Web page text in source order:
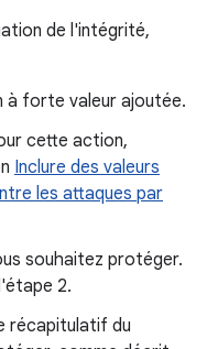
de l'intégrité,
forte valeur ajoutée.
cette action,
Inclure des valeurs
les attaques par
souhaitez protéger.
2.
récapitulatif du